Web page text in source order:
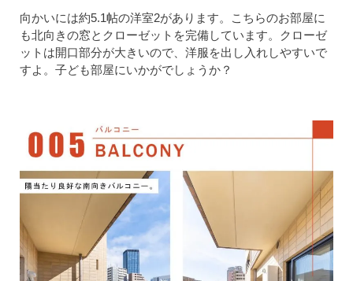
向かいには約5.1帖の洋室2があります。こちらのお部屋に
も北向きの窓とクローゼットを完備しています。クローゼ
ットは開口部分が大きいので、洋服を出し入れしやすいで
すよ。子ども部屋にいかがでしょうか？